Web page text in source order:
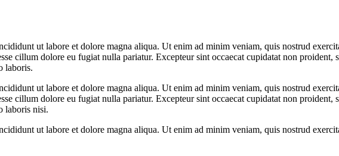
ut labore et dolore magna aliqua. Ut enim ad minim veniam, quis nostrud
cillum dolore eu fugiat nulla pariatur. Excepteur sint occaecat cupidatat non
laboris.
ut labore et dolore magna aliqua. Ut enim ad minim veniam, quis nostrud
cillum dolore eu fugiat nulla pariatur. Excepteur sint occaecat cupidatat non
laboris nisi.
ut labore et dolore magna aliqua. Ut enim ad minim veniam, quis nostrud